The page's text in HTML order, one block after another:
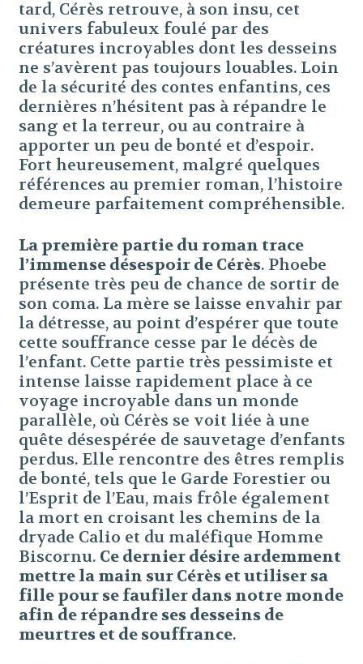
tard, Cérès retrouve, à son insu, cet
univers fabuleux foulé par des
créatures incroyables dont les desseins
ne s’avèrent pas toujours louables. Loin
de la sécurité des contes enfantins, ces
dernières n’hésitent pas à répandre le
sang et la terreur, ou au contraire à
apporter un peu de bonté et d’espoir.
Fort heureusement, malgré quelques
références au premier roman, l’histoire
demeure parfaitement compréhensible.
La première partie du roman trace
l’immense désespoir de Cérès. Phoebe
présente très peu de chance de sortir de
son coma. La mère se laisse envahir par
la détresse, au point d’espérer que toute
cette souffrance cesse par le décès de
l’enfant. Cette partie très pessimiste et
intense laisse rapidement place à ce
voyage incroyable dans un monde
parallèle, où Cérès se voit liée à une
quête désespérée de sauvetage d’enfants
perdus. Elle rencontre des êtres remplis
de bonté, tels que le Garde Forestier ou
l’Esprit de l’Eau, mais frôle également
la mort en croisant les chemins de la
dryade Calio et du maléfique Homme
Biscornu. Ce dernier désire ardemment
mettre la main sur Cérès et utiliser sa
fille pour se faufiler dans notre monde
afin de répandre ses desseins de
meurtres et de souffrance.